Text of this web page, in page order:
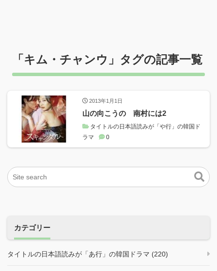
「キム・チャンウ 」タグの記事一覧
2013年1月1日
山の向こうの 南村には2
タイトルの日本語読みが「や行」の韓国ド
ラマ
0
カテゴリー
タイトルの日本語読みが「あ行」の韓国ドラマ (220)